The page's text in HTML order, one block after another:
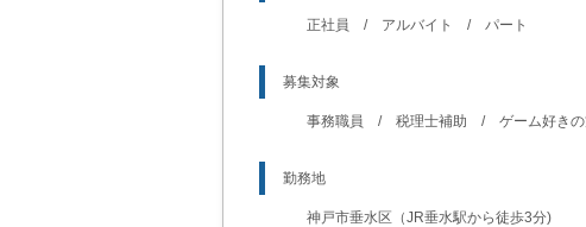
正社員 / アルバイト / パート
募集対象
事務職員 / 税理士補助 / ゲーム好きの
勤務地
神戸市垂水区（JR垂水駅から徒歩3分)